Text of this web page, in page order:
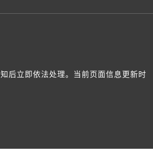
后立即依法处理。当前页面信息更新时